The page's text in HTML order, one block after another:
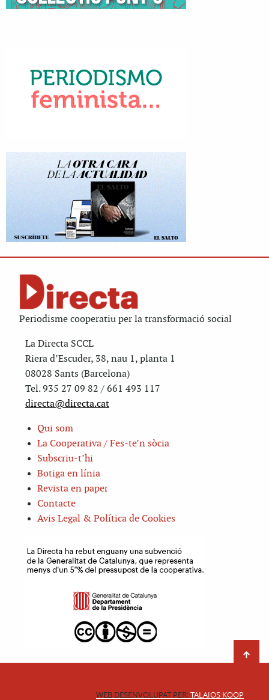
Periodisme cooperatiu per la transformació social
La Directa SCCL
Riera d’Escuder, 38, nau 1, planta 1
08028 Sants (Barcelona)
Tel. 935 27 09 82 / 661 493 117
directa@directa.cat
Qui som
La Cooperativa / Fes-te’n sòcia
Subscriu-t’hi
Botiga en línia
Revista en paper
Contacte
Avis Legal & Política de Cookies
WEB DESENVOLUPAT PER:TALAIOS KOOP